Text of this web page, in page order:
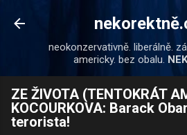
Přeskočit na hlavní
neokonzervativně. liberálně.
americky. bez obalu.
ZE ŽIVOTA (TENTOKRÁT
KOCOURKOVA: Barack
terorista!